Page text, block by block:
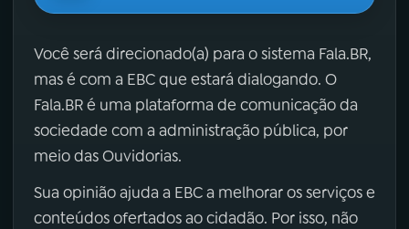
Você será direcionado(a) para o sistema Fala.BR,
mas é com a EBC que estará dialogando. O
Fala.BR é uma plataforma de comunicação da
sociedade com a administração pública, por
meio das Ouvidorias.
Sua opinião ajuda a EBC a melhorar os serviços e
conteúdos ofertados ao cidadão. Por isso, não